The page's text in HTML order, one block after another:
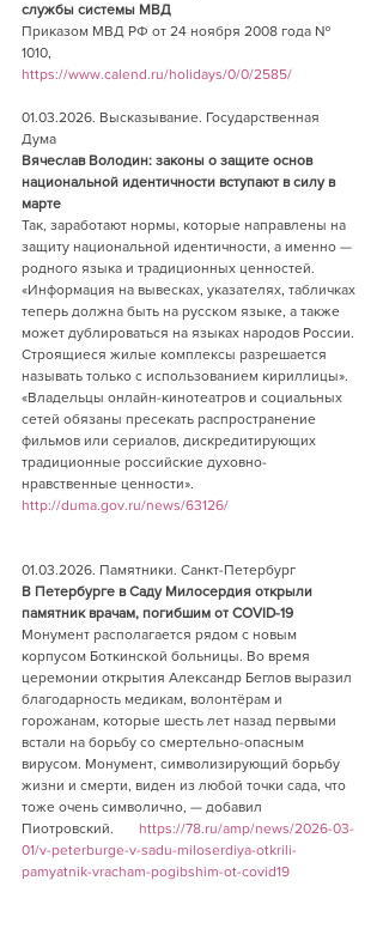
службы системы МВД
Приказом МВД РФ от 24 ноября 2008 года №
1010,
https://www.calend.ru/holidays/0/0/2585/
01.03.2026. Высказывание. Государственная
Дума
Вячеслав Володин: законы о защите основ
национальной идентичности вступают в силу в
марте
Так, заработают нормы, которые направлены на
защиту национальной идентичности, а именно —
родного языка и традиционных ценностей.
«Информация на вывесках, указателях, табличках
теперь должна быть на русском языке, а также
может дублироваться на языках народов России.
Строящиеся жилые комплексы разрешается
называть только с использованием кириллицы».
«Владельцы онлайн-кинотеатров и социальных
сетей обязаны пресекать распространение
фильмов или сериалов, дискредитирующих
традиционные российские духовно-
нравственные ценности».
http://duma.gov.ru/news/63126/
01.03.2026. Памятники. Санкт-Петербург
В Петербурге в Саду Милосердия открыли
памятник врачам, погибшим от COVID-19
Монумент располагается рядом с новым
корпусом Боткинской больницы. Во время
церемонии открытия Александр Беглов выразил
благодарность медикам, волонтёрам и
горожанам, которые шесть лет назад первыми
встали на борьбу со смертельно-опасным
вирусом. Монумент, символизирующий борьбу
жизни и смерти, виден из любой точки сада, что
тоже очень символично, — добавил
Пиотровский. https://78.ru/amp/news/2026-03-
01/v-peterburge-v-sadu-miloserdiya-otkrili-
pamyatnik-vracham-pogibshim-ot-covid19